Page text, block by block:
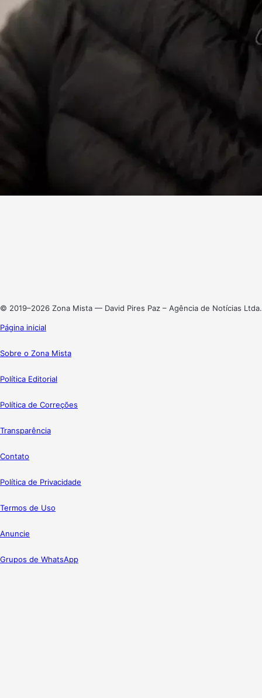
© 2019–2026 Zona Mista — David Pires Paz – Agência de Notícias Ltda.
Página inicial
Sobre o Zona Mista
Política Editorial
Política de Correções
Transparência
Contato
Política de Privacidade
Termos de Uso
Anuncie
Grupos de WhatsApp